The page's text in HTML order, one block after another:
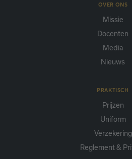
OVER ONS
Missie
Docenten
Media
Nieuws
PRAKTISCH
Prijzen
Uniform
Verzekering
Reglement &